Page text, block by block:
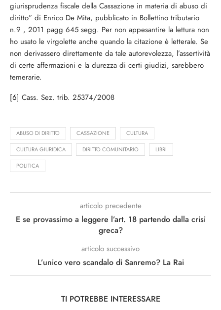
giurisprudenza fiscale della Cassazione in materia di abuso di
diritto” di Enrico De Mita, pubblicato in Bollettino tributario
n.9 , 2011 pagg 645 segg. Per non appesantire la lettura non
ho usato le virgolette anche quando la citazione è letterale. Se
non derivassero direttamente da tale autorevolezza, l’assertività
di certe affermazioni e la durezza di certi giudizi, sarebbero
temerarie.
[6] Cass. Sez. trib. 25374/2008
ABUSO DI DIRITTO CASSAZIONE CULTURA
CULTURA GIURIDICA DIRITTO COMUNITARIO LIBRI
POLITICA
articolo precedente
E se provassimo a leggere l’art. 18 partendo dalla crisi
greca?
articolo successivo
L’unico vero scandalo di Sanremo? La Rai
TI POTREBBE INTERESSARE